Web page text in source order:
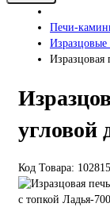
Печи-
Изразцовые
Изразцовая
угловой
Код Товара: 102815
с топкой Ладья-700